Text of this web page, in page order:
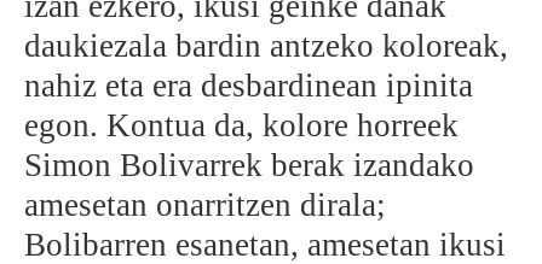
daukiezala bardin antzeko koloreak,
nahiz eta era desbardinean ipinita
egon. Kontua da, kolore horreek
Simon Bolivarrek berak izandako
amesetan onarritzen dirala;
Bolibarren esanetan, amesetan ikusi